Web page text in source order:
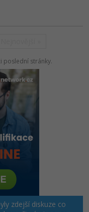
poslední stránky.
zdejší diskuze co